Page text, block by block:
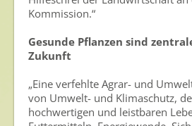
Kommission.“
Gesunde Pflanzen sind
Zukunft
„Eine verfehlte Agrar- und
von Umwelt- und Klimaschutz,
hochwertigen und leistbaren